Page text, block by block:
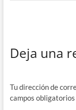
Deja una
Tu dirección de
campos